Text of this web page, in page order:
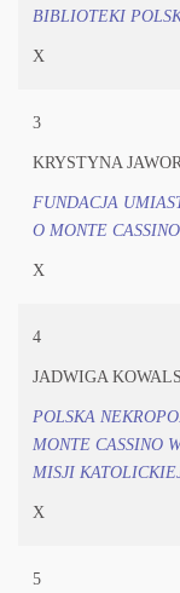
BIBLIOTEKI
X
3
KRYSTYNA
FUNDACJA
O MONTE
X
4
JADWIGA
POLSKA
MONTE CASSINO
MISJI
X
5